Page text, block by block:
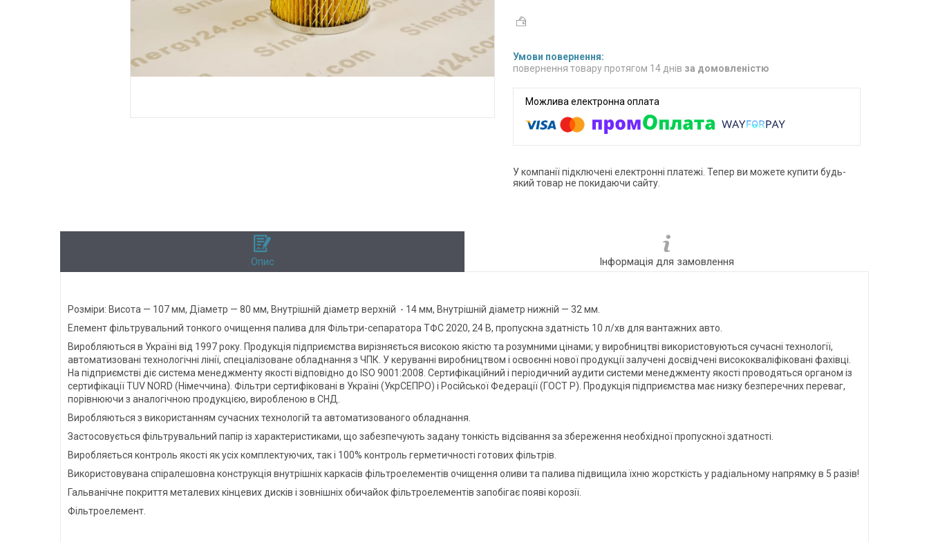
повернення товару протягом 14 днів за домовленістю
У компанії підключені електронні платежі. Тепер ви можете купити будь-
який товар не покидаючи сайту.
Опис Інформація для замовлення
Розміри: Висота — 107 мм, Діаметр — 80 мм, Внутрішній діаметр верхній - 14 мм, Внутрішній діаметр нижній — 32 мм.
Елемент фільтрувальний тонкого очищення палива для Фільтри-сепаратора ТФС 2020, 24 В, пропускна здатність 10 л/хв для вантажних авто.
Виробляються в Україні від 1997 року. Продукція підприємства вирізняється високою якістю та розумними цінами; у виробництві використовуються сучасні технології,
автоматизовані технологічні лінії, спеціалізоване обладнання з ЧПК. У керуванні виробництвом і освоєнні нової продукції залучені досвідчені висококваліфіковані фахівці.
На підприємстві діє система менеджменту якості відповідно до ISO 9001:2008. Сертифікаційний і періодичний аудити системи менеджменту якості проводяться органом із
сертифікації TUV NORD (Німеччина). Фільтри сертифіковані в Україні (УкрСЕПРО) і Російської Федерації (ГОСТ Р). Продукція підприємства має низку безперечних переваг,
порівнюючи з аналогічною продукцією, виробленою в СНД.
Виробляються з використанням сучасних технологій та автоматизованого обладнання.
Застосовується фільтрувальний папір із характеристиками, що забезпечують задану тонкість відсівання за збереження необхідної пропускної здатності.
Виробляється контроль якості як усіх комплектуючих, так і 100% контроль герметичності готових фільтрів.
Використовувана спіралешовна конструкція внутрішніх каркасів фільтроелементів очищення оливи та палива підвищила їхню жорсткість у радіальному напрямку в 5 разів!
Гальванічне покриття металевих кінцевих дисків і зовнішніх обичайок фільтроелементів запобігає появі корозії.
Фільтроелемент.